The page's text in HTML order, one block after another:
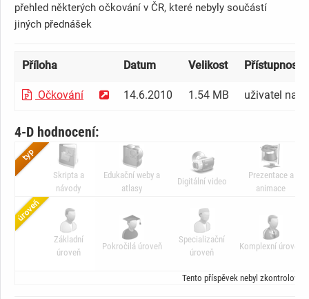
přehled některých očkování v ČR, které nebyly součástí
jiných přednášek
Příloha Datum Velikost Přístupnost [
Očkování 14.6.2010 1.54 MB uživatel na
4-D hodnocení:
Skripta a
návody
Edukační weby a
atlasy
Digitální video
Prezentace a
animace
Základní
úroveň
Pokročilá úroveň
Specializační
úroveň
Komplexní úroveň
Tento příspěvek nebyl